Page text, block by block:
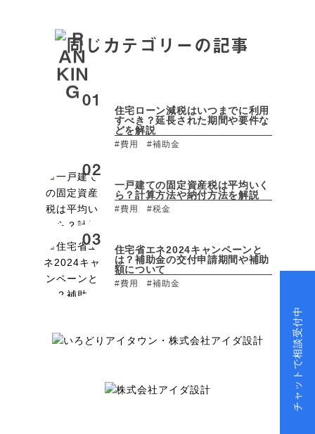
同じカテゴリーの記事
住宅ローン減税はいつまでに利用
すべき？延長された期間や要件な
どを解説
#費用 #補助金
一戸建ての固定資産税は平均いく
ら？計算方法や納付方法を解説
#費用 #税金
住宅省エネ2024キャンペーンと
は？補助金の交付申請期間や補助
額について
#費用 #補助金
チャットで相談受付中